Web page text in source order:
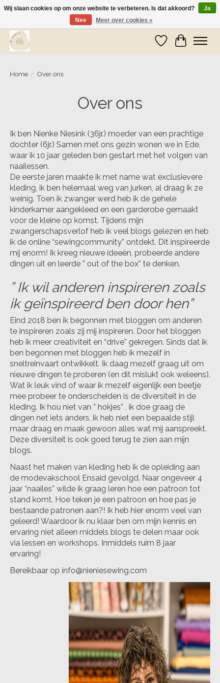
Wij zijn op vakantie! Vanaf zaterdag 9 mei worden er weer pakketjes verzonden
Verlanglijst
Home / Over ons
Over ons
Ik ben Nienke Niesink (36jr.) moeder van een prachtige
dochter (6jr.) Samen met ons gezin wonen we in Ede,
waar ik 10 jaar geleden ben gestart met het volgen van
naailessen.
De eerste jaren maakte ik met name wat exclusievere
kleding, ik ben helemaal weg van jurken, al draag ik ze
weinig. Toen ik zwanger werd heb ik de gehele
kinderkamer aangekleed en een garderobe gemaakt
voor de kleine op komst. Tijdens mijn
zwangerschapsverlof heb ik veel blogs gelezen en heb
ik de online “sewingcommunity” ontdekt. Dit inspireerde
mij enorm! Ik kreeg nieuwe ideeën, probeerde andere
dingen uit en leerde ” out of the box” te denken.
” Ik wil anderen inspireren zoals
ik geïnspireerd ben door hen”
Eind 2018 ben ik begonnen met bloggen om anderen
te inspireren zoals zij mij inspireren. Door het bloggen
heb ik meer creativiteit en “drive” gekregen. Sinds dat ik
ben begonnen met bloggen heb ik mezelf in
sneltreinvaart ontwikkelt. Ik daag mezelf graag uit om
nieuwe dingen te proberen (en dit mislukt ook weleens).
Wat ik leuk vind of waar ik mezelf eigenlijk een beetje
mee probeer te onderscheiden is de diversiteit in de
kleding. Ik hou niet van ” hokjes” , ik doe graag de
dingen net iets anders, ik heb niet een bepaalde stijl
maar draag en maak gewoon alles wat mij aanspreekt.
Deze diversiteit is ook goed terug te zien aan mijn
blogs.
Naast het maken van kleding heb ik de opleiding aan
de modevakschool Ensaid gevolgd. Naar ongeveer 4
jaar “naailes” wilde ik graag leren hoe een patroon tot
stand komt. Hoe teken je een patroon en hoe pas je
bestaande patronen aan?! Ik heb hier enorm veel van
geleerd! Waardoor ik nu klaar ben om mijn kennis en
ervaring niet alleen middels blogs te delen maar ook
via lessen en workshops. Inmiddels ruim 8 jaar
ervaring!
Bereikbaar op info@nieniesewing.com
Wij slaan cookies op om onze website te verbeteren. Is dat akkoord?
Ja
Nee
Meer over cookies »